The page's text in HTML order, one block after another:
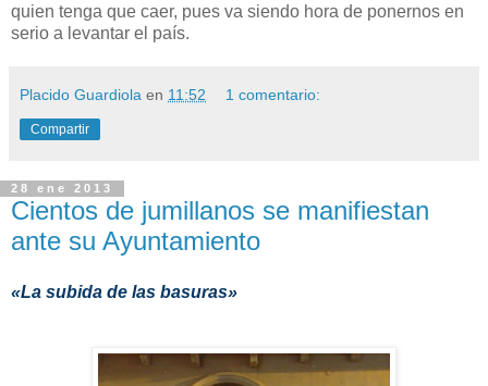
quien tenga que caer, pues va siendo hora de ponernos en
serio a levantar el país.
Placido Guardiola en 11:52 1 comentario:
Compartir
28 ene 2013
Cientos de jumillanos se manifiestan
ante su Ayuntamiento
«La subida de las basuras»